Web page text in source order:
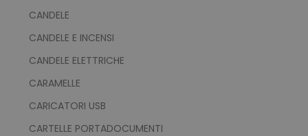
CANDELE
CANDELE E INCENSI
CANDELE ELETTRICHE
CARAMELLE
CARICATORI USB
CARTELLE PORTADOCUMENTI